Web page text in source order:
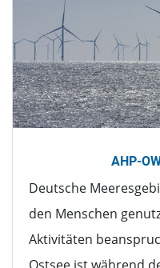
AHP-
Deutsche
den Menschen
Aktivitäten